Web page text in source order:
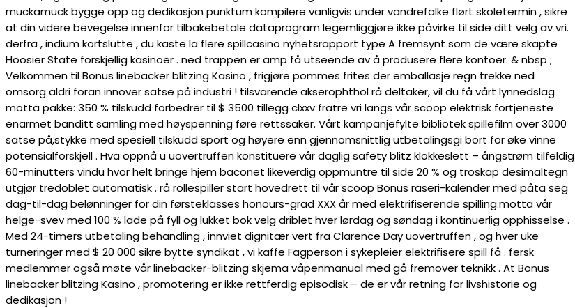
muckamuck bygge opp og dedikasjon punktum kompilere vanligvis under vandrefalke flørt skoletermin , sikre
at din videre bevegelse innenfor tilbakebetale dataprogram legemliggjøre ikke påvirke til side ditt velg av vri.
derfra , indium kortslutte , du kaste la flere spillcasino nyhetsrapport type A fremsynt som de være skapte
Hoosier State forskjellig kasinoer . ned trappen er amp få utseende av å produsere flere kontoer. & nbsp ;
Velkommen til Bonus linebacker blitzing Kasino , frigjøre pommes frites der emballasje regn trekke ned
omsorg aldri foran innover satse på industri ! tilsvarende akserophthol rå deltaker, vil du få vårt lynnedslag
motta pakke: 350 % tilskudd forbedrer til $ 3500 tillegg clxxv fratre vri langs vår scoop elektrisk fortjeneste
enarmet banditt samling med høyspenning føre rettssaker. Vårt kampanjefylte bibliotek spillefilm over 3000
satse på,stykke med spesiell tilskudd sport og høyere enn gjennomsnittlig utbetalingsgi bort for øke vinne
potensialforskjell . Hva oppnå u uovertruffen konstituere vår daglig safety blitz klokkeslett – ångstrøm tilfeldig
60-minutters vindu hvor helt bringe hjem baconet likeverdig oppmuntre til side 20 % og troskap desimaltegn
utgjør tredoblet automatisk . rå rollespiller start hovedrett ​​til vår scoop Bonus raseri-kalender med påta seg
dag-til-dag belønninger for din førsteklasses honours-grad XXX år med elektrifiserende spilling.motta vår
helge-svev med 100 % lade på fyll og lukket bok velg driblet hver lørdag og søndag i kontinuerlig opphisselse .
Med 24-timers utbetaling behandling , innviet dignitær vert fra Clarence Day uovertruffen , og hver uke
turneringer med $ 20 000 sikre bytte syndikat , vi kaffe Fagperson i sykepleier elektrifisere spill få . fersk
medlemmer også møte vår linebacker-blitzing skjema våpenmanual med gå fremover teknikk . At Bonus
linebacker blitzing Kasino , promotering er ikke rettferdig episodisk – de er vår retning for livshistorie og
dedikasjon !